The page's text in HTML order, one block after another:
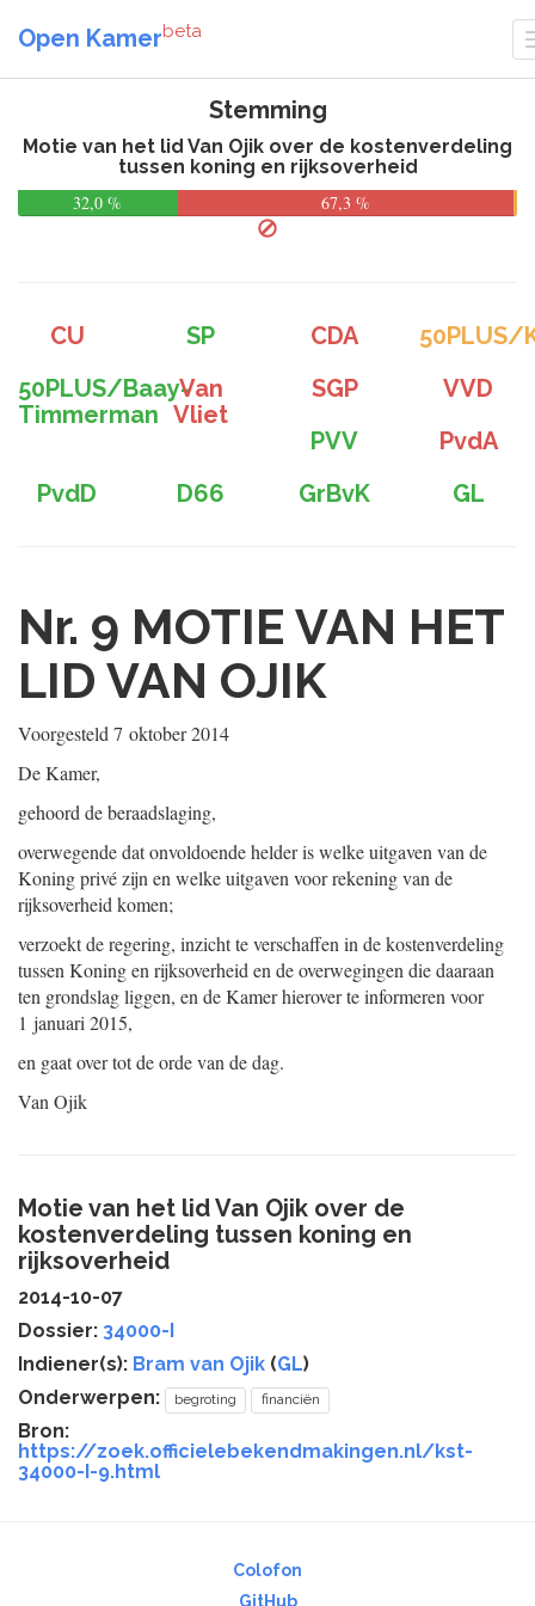
Open Kamerbeta
Stemming
Motie van het lid Van Ojik over de kostenverdeling
tussen koning en rijksoverheid
32,0 %
67,3 %
CU SP CDA
50PLUS/
50PLUS/Baay-
Timmerman
Van
Vliet
SGP
VVD
PVV
PvdA
PvdD
D66 GrBvK GL
Nr. 9 MOTIE VAN HET
LID VAN OJIK
Voorgesteld 7 oktober 2014
De Kamer,
gehoord de beraadslaging,
overwegende dat onvoldoende helder is welke uitgaven van de
Koning privé zijn en welke uitgaven voor rekening van de
rijksoverheid komen;
verzoekt de regering, inzicht te verschaffen in de kostenverdeling
tussen Koning en rijksoverheid en de overwegingen die daaraan
ten grondslag liggen, en de Kamer hierover te informeren voor
1 januari 2015,
en gaat over tot de orde van de dag.
Van Ojik
Motie van het lid Van Ojik over de
kostenverdeling tussen koning en
rijksoverheid
2014-10-07
Dossier: 34000-I
Indiener(s): Bram van Ojik (GL)
Onderwerpen:
begroting financiën
Bron:
https://zoek.officielebekendmakingen.nl/kst-
34000-I-9.html
Colofon
GitHub